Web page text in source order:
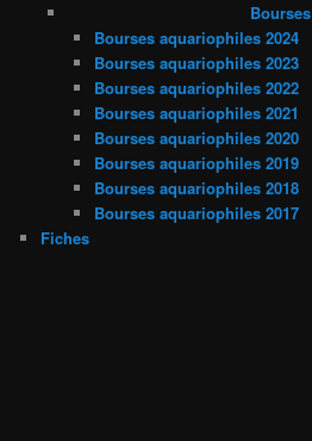
Bourses
Bourses aquariophiles 2024
Bourses aquariophiles 2023
Bourses aquariophiles 2022
Bourses aquariophiles 2021
Bourses aquariophiles 2020
Bourses aquariophiles 2019
Bourses aquariophiles 2018
Bourses aquariophiles 2017
Fiches